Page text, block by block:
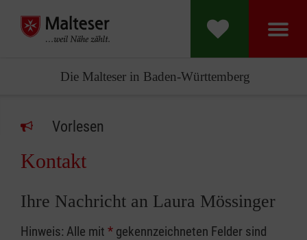
Die Malteser in Baden-Württemberg
Vorlesen
Kontakt
Ihre Nachricht an Laura Mössinger
Hinweis: Alle mit * gekennzeichneten Felder sind